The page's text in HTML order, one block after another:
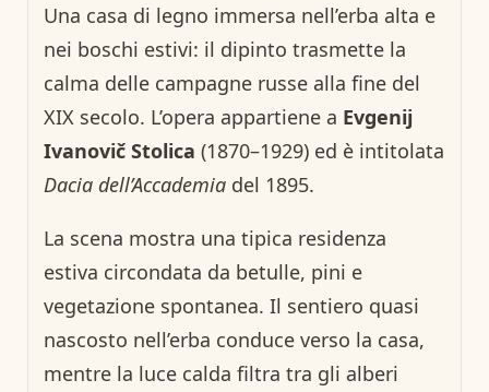
Una casa di legno immersa nell’erba alta e
nei boschi estivi: il dipinto trasmette la
calma delle campagne russe alla fine del
XIX secolo. L’opera appartiene a Evgenij
Ivanovič Stolica (1870–1929) ed è intitolata
Dacia dell’Accademia del 1895.
La scena mostra una tipica residenza
estiva circondata da betulle, pini e
vegetazione spontanea. Il sentiero quasi
nascosto nell’erba conduce verso la casa,
mentre la luce calda filtra tra gli alberi